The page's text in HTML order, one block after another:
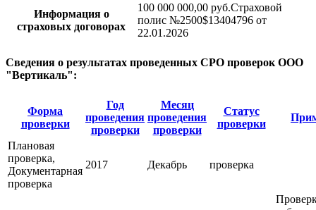
Информация о
страховых договорах
100 000 000,00 руб.Страховой
полис №2500$13404796 от
22.01.2026
Сведения о результатах проведенных СРО проверок ООО
"Вертикаль":
Форма
проверки
Год
проведения
проверки
Месяц
проведения
проверки
Статус
проверки
Плановая
проверка,
Документарная
проверка
2017 Декабрь проверка